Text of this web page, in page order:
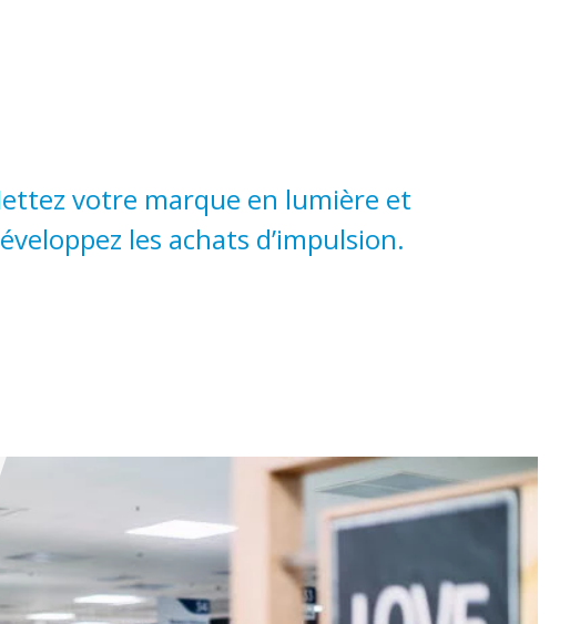
votre marque en lumière et
les achats d’impulsion.